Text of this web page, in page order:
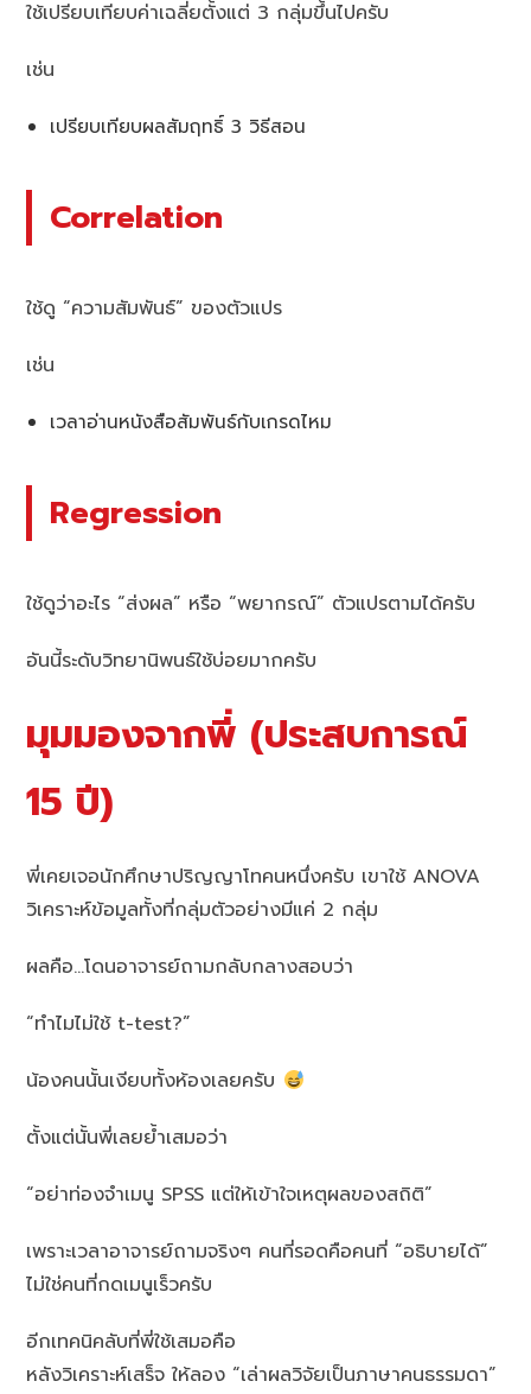
ใช้เปรียบเทียบค่าเฉลี่ยตั้งแต่ 3 กลุ่มขึ้นไปครับ
เช่น
เปรียบเทียบผลสัมฤทธิ์ 3 วิธีสอน
Correlation
ใช้ดู “ความสัมพันธ์” ของตัวแปร
เช่น
เวลาอ่านหนังสือสัมพันธ์กับเกรดไหม
Regression
ใช้ดูว่าอะไร “ส่งผล” หรือ “พยากรณ์” ตัวแปรตามได้ครับ
อันนี้ระดับวิทยานิพนธ์ใช้บ่อยมากครับ
มุมมองจากพี่ (ประสบการณ์
15 ปี)
พี่เคยเจอนักศึกษาปริญญาโทคนหนึ่งครับ เขาใช้ ANOVA
วิเคราะห์ข้อมูลทั้งที่กลุ่มตัวอย่างมีแค่ 2 กลุ่ม
ผลคือ…โดนอาจารย์ถามกลับกลางสอบว่า
“ทำไมไม่ใช้ t-test?”
น้องคนนั้นเงียบทั้งห้องเลยครับ
ตั้งแต่นั้นพี่เลยย้ำเสมอว่า
“อย่าท่องจำเมนู SPSS แต่ให้เข้าใจเหตุผลของสถิติ”
เพราะเวลาอาจารย์ถามจริงๆ คนที่รอดคือคนที่ “อธิบายได้”
ไม่ใช่คนที่กดเมนูเร็วครับ
อีกเทคนิคลับที่พี่ใช้เสมอคือ
หลังวิเคราะห์เสร็จ ให้ลอง “เล่าผลวิจัยเป็นภาษาคนธรรมดา”